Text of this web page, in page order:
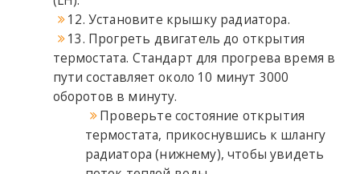
12. Установите крышку радиатора.
13. Прогреть двигатель до открытия
термостата. Стандарт для прогрева время в
пути составляет около 10 минут 3000
оборотов в минуту.
Проверьте состояние открытия
термостата, прикоснувшись к шлангу
радиатора (нижнему), чтобы увидеть